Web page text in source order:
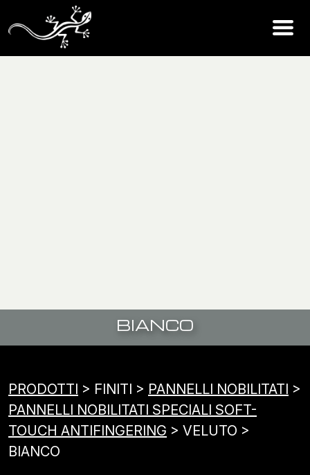
BIANCO
PRODOTTI > FINITI > PANNELLI NOBILITATI >
PANNELLI NOBILITATI SPECIALI SOFT-
TOUCH ANTIFINGERING > VELUTO >
BIANCO